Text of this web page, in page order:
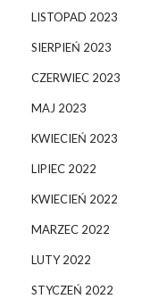
LISTOPAD 2023
SIERPIEŃ 2023
CZERWIEC 2023
MAJ 2023
KWIECIEŃ 2023
LIPIEC 2022
KWIECIEŃ 2022
MARZEC 2022
LUTY 2022
STYCZEŃ 2022